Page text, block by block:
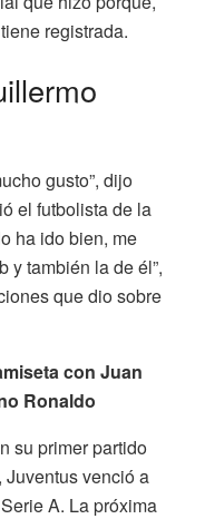
registrada.
gusto”, dijo
el futbolista de la
ha ido bien, me
y también la de él”,
que dio sobre
con Juan
Ronaldo
su primer partido
venció a
A. La próxima